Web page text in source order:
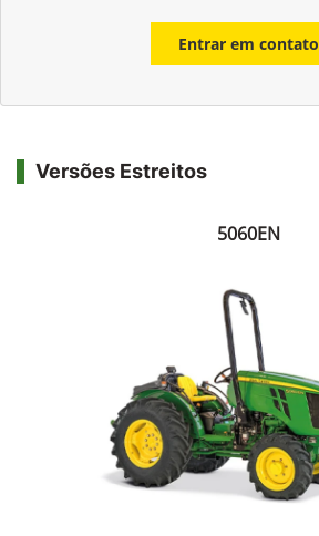
Entrar em contato
Versões Estreitos
5060EN